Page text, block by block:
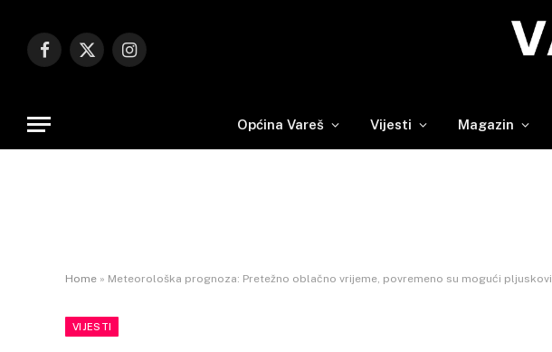
Facebook
X
Instagram
Općina Vareš Vijesti Magazin
Home » Meteorološka prognoza: Pretežno oblačno vrijeme, povremeno su mogući pljuskovi
VIJESTI